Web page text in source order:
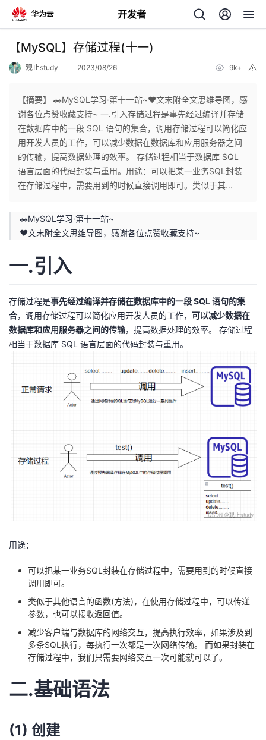
开发者
返
个
人
页
我
开
我
的
我
子
直
的
我
注
开
发
者
学
我
的
Programs
我
的
支
持
我
【MySQL】存储过程(十一)
观止study 2023/08/26 9k+
【摘要】 🚗MySQL学习·第十一站~❤️文末附全文思维导图，感
谢各位点赞收藏支持~ 一.引入存储过程是事先经过编译并存储
在数据库中的一段 SQL 语句的集合，调用存储过程可以简化应
用开发人员的工作，可以减少数据在数据库和应用服务器之间
的传输，提高数据处理的效率。 存储过程相当于数据库 SQL
语言层面的代码封装与重用。用途：可以把某一业务SQL封装
在存储过程中，需要用到的时候直接调用即可。类似于其...
🚗MySQL学习·第十一站~
❤️文末附全文思维导图，感谢各位点赞收藏支持~
一.引入
存储过程是事先经过编译并存储在数据库中的一段 SQL 语句的集
合，调用存储过程可以简化应用开发人员的工作， 可以减少数据在
数据库和应用服务器之间的传输，提高数据处理的效率。 存储过程
相当于数据库 SQL 语言层面的代码封装与重用。
用途：
可以把某一业务SQL封装在存储过程中，需要用到的时候直接
调用即可。
类似于其他语言的函数(方法)，在使用存储过程中，可以传递
参数，也可以接收返回值。
减少客户端与数据库的网络交互，提高执行效率，如果涉及到
多条SQL执行，每执行一次都是一次网络传输。 而如果封装在
存储过程中，我们只需要网络交互一次可能就可以了。
二.基础语法
(1) 创建